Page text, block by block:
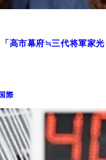
「高市幕府≒三代将軍家光
際